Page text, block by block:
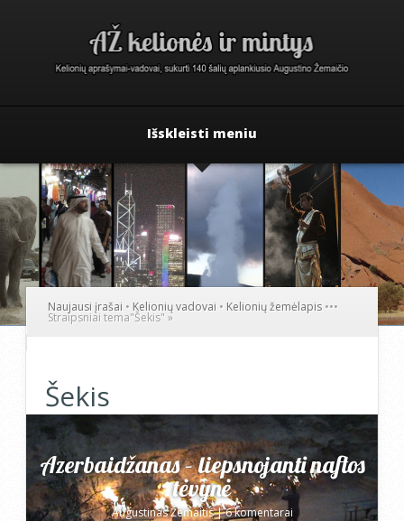
Išskleisti meniu
Naujausi įrašai • Kelionių vadovai • Kelionių žemėlapis •••
Straipsniai tema"Šekis" »
Šekis
Azerbaidžanas – liepsnojanti naftos
tėvynė
Augustinas Žemaitis|6 komentarai